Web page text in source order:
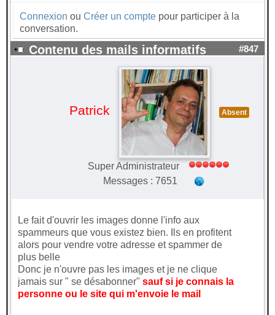
Connexion ou Créer un compte pour participer à la
conversation.
Contenu des mails informatifs #847
Patrick Absent
Super Administrateur
Messages : 7651
Le fait d'ouvrir les images donne l'info aux
spammeurs que vous existez bien. Ils en profitent
alors pour vendre votre adresse et spammer de
plus belle
Donc je n'ouvre pas les images et je ne clique
jamais sur " se désabonner" sauf si je connais la
personne ou le site qui m'envoie le mail